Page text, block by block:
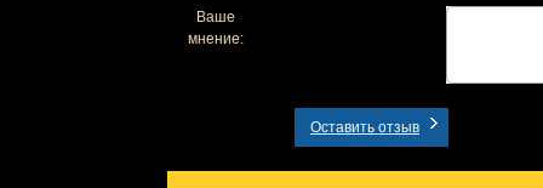
Ваше
мнение:
Оставить отзыв